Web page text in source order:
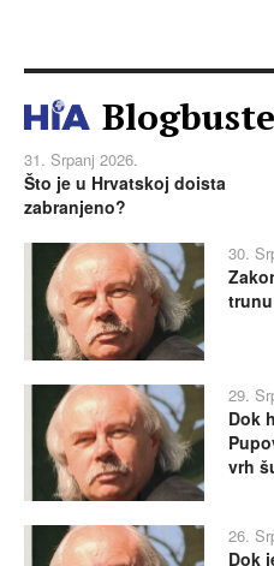
31. Srpanj 2026.
Što je u Hrvatskoj doista
zabranjeno?
30.
29.
Dok
vrh
26.
Dok